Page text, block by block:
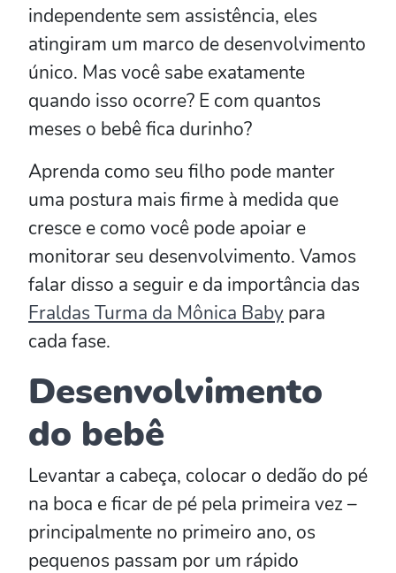
independente sem assistência, eles
atingiram um marco de desenvolvimento
único. Mas você sabe exatamente
quando isso ocorre? E com quantos
meses o bebê fica durinho?
Aprenda como seu filho pode manter
uma postura mais firme à medida que
cresce e como você pode apoiar e
monitorar seu desenvolvimento. Vamos
falar disso a seguir e da importância das
Fraldas Turma da Mônica Baby para
cada fase.
Desenvolvimento
do bebê
Levantar a cabeça, colocar o dedão do pé
na boca e ficar de pé pela primeira vez –
principalmente no primeiro ano, os
pequenos passam por um rápido